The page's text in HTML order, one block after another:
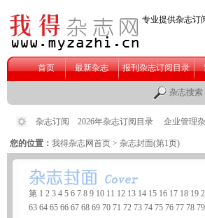
您的位置： 我得杂志网首页 > 杂志封面(第1页)